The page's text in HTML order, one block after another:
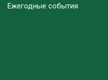
Ежегодные события